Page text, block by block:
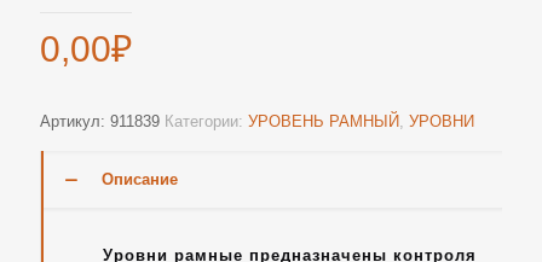
0,00₽
Артикул: 911839 Категории: УРОВЕНЬ РАМНЫЙ, УРОВНИ
Описание
Уровни рамные предназначены контроля